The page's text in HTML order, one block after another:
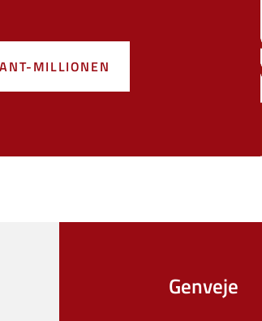
MILLIONEN
Genveje